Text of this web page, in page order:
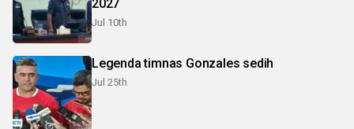
2027
Jul 10th
Legenda timnas Gonzales sedih
Jul 25th